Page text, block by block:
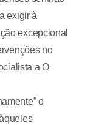
exigir à
excepcional
no
a O
o